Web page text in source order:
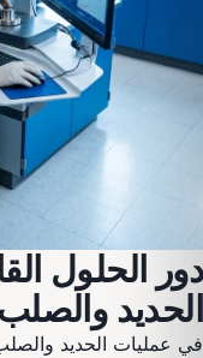
دور الحلول
الحديد والصلب
في عمليات الحديد